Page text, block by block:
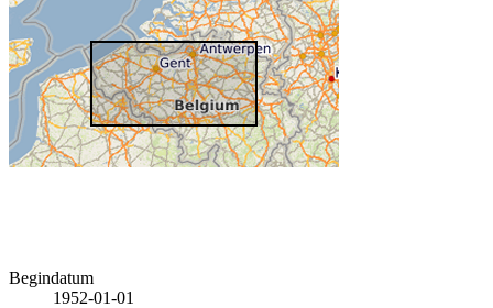
Begindatum
1952-01-01